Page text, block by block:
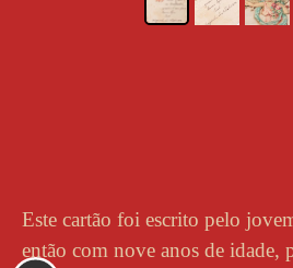
Este cartão foi escrito pelo
então com nove anos de idade,